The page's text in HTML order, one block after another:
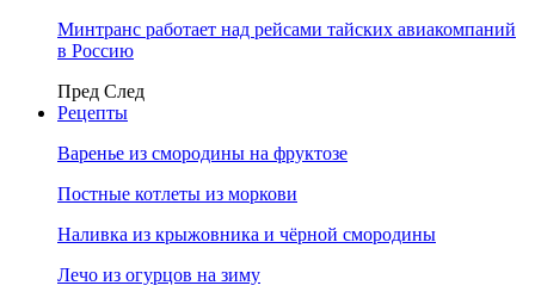
Минтранс работает над рейсами тайских авиакомпаний
в Россию
Пред След
Рецепты
Варенье из смородины на фруктозе
Постные котлеты из моркови
Наливка из крыжовника и чёрной смородины
Лечо из огурцов на зиму